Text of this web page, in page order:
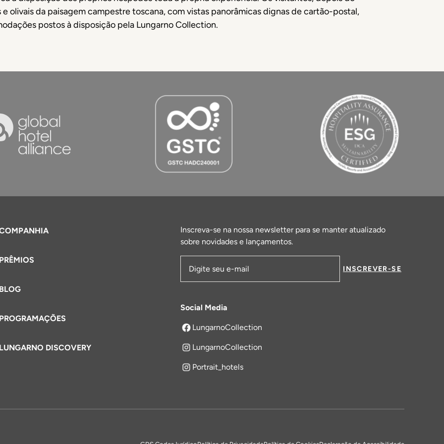
olivais da paisagem campestre toscana, com vistas panorâmicas dignas de cartão-postal,
postos à disposição pela Lungarno Collection.
DISCOVERY
Inscreva-se na nossa newsletter para se manter atualizado
sobre novidades e lançamentos.
Endereço de email
INSCREVER-SE
Social Media
LungarnoCollection
abre em uma nova aba
LungarnoCollection
Portrait_hotels